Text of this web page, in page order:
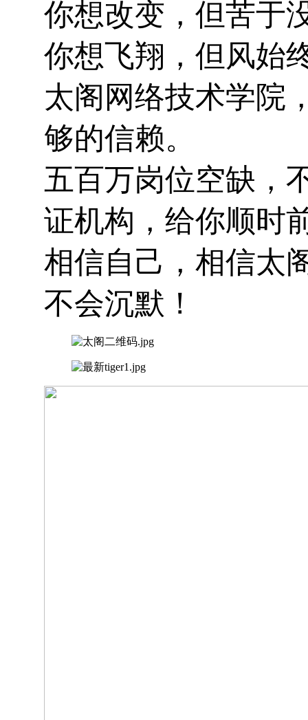
你想改变，但苦于
你想飞翔，但风始
太阁网络技术学院
够的信赖。
五百万岗位空缺，
证机构，给你顺时
相信自己，相信太
不会沉默 ！